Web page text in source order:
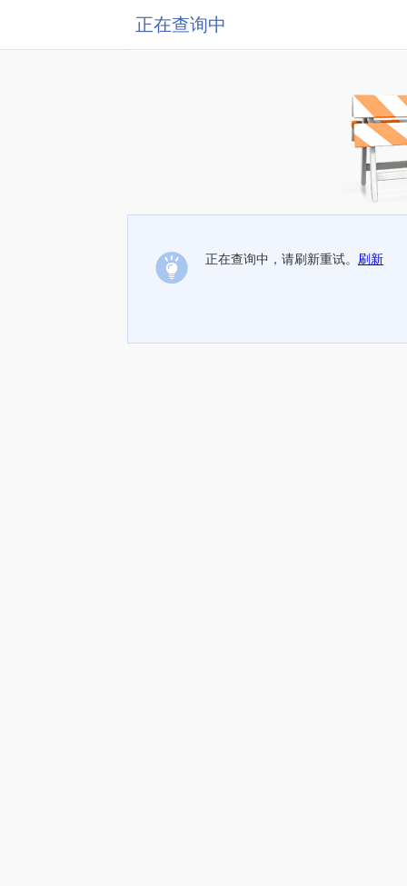
正在查询中
正在查询中，请刷新重试。 刷新